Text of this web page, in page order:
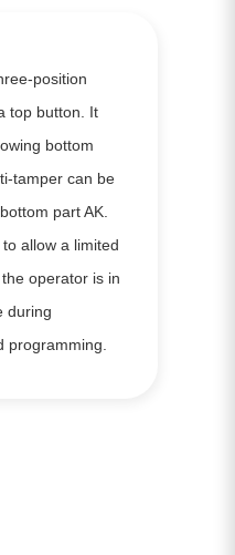
position
top button. It
bottom
tamper can be
part AK.
allow a limited
operator is in
during
programming.